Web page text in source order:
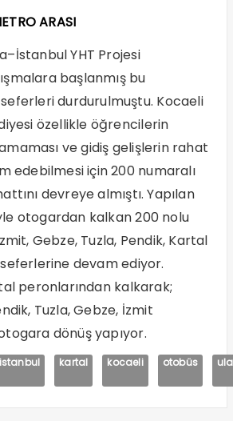
ARASI
YHT Projesi
başlanmış bu
durdurulmuştu. Kocaeli
özellikle öğrencilerin
ve gidiş gelişlerin rahat
edebilmesi için 200 numaralı
devreye almıştı. Yapılan
otogardan kalkan 200 nolu
Gebze, Tuzla, Pendik, Kartal
devam ediyor.
peronlarından kalkarak;
Tuzla, Gebze, İzmit
dönüş yapıyor.
istanbul kartal kocaeli otobüs